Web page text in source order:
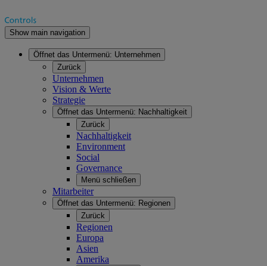
Show main navigation
Öffnet das Untermenü: Unternehmen
Zurück
Unternehmen
Vision & Werte
Strategie
Öffnet das Untermenü: Nachhaltigkeit
Zurück
Nachhaltigkeit
Environment
Social
Governance
Menü schließen
Mitarbeiter
Öffnet das Untermenü: Regionen
Zurück
Regionen
Europa
Asien
Amerika